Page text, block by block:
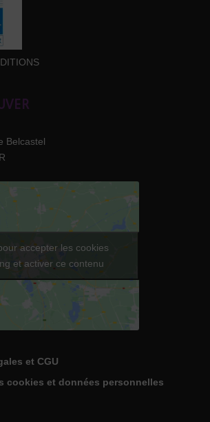
Belcastel
accepter les cookies
et activer ce contenu
et CGU
cookies et données personnelles